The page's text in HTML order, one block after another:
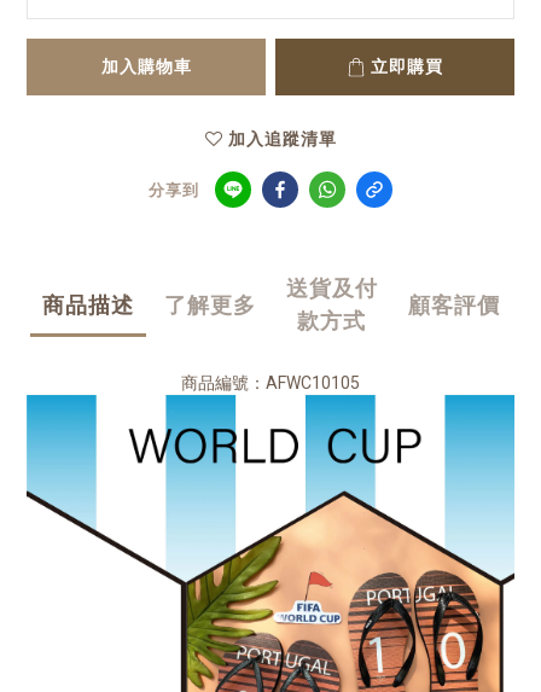
加入購物車 立即購買
加入追蹤清單
分享到
商品描述 了解更多
送貨及付
款方式
顧客評價
商品編號：AFWC10105